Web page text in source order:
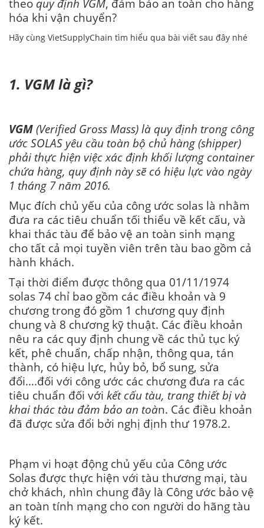
theo quy định VGM, đảm bảo an toàn cho hàng
hóa khi vận chuyển?
Hãy cùng VietSupplyChain tìm hiểu qua bài viết sau đây nhé
1. VGM là gì?
VGM (Verified Gross Mass) là quy định trong công
ước SOLAS yêu cầu toàn bộ chủ hàng (shipper)
phải thực hiện việc xác định khối lượng container
chứa hàng, quy định này sẽ có hiệu lực vào ngày
1 tháng 7 năm 2016.
Mục đích chủ yếu của công ước solas là nhằm
đưa ra các tiêu chuẩn tối thiểu về kết cấu, và
khai thác tàu để bảo vệ an toàn sinh mạng
cho tất cả mọi tuyền viên trên tàu bao gồm cả
hành khách.
Tại thời điểm được thông qua 01/11/1974
solas 74 chỉ bao gồm các điều khoản và 9
chương trong đó gồm 1 chương quy định
chung và 8 chương kỹ thuật. Các điều khoản
nêu ra các quy định chung về các thủ tục ký
kết, phê chuẩn, chấp nhận, thông qua, tán
thành, có hiệu lực, hủy bỏ, bổ sung, sửa
đổi….đối với công ước các chương đưa ra các
tiêu chuẩn đối với kết cấu tàu, trang thiết bị và
khai thác tàu đảm bảo an toàn. Các điều khoản
đã được sửa đổi bởi nghị định thư 1978.2.
Phạm vi hoạt động chủ yếu của Công ước
Solas được thực hiện với tàu thương mại, tàu
chở khách, nhìn chung đây là Công ước bảo vệ
an toàn tính mạng cho con người do hãng tàu
ký kết.